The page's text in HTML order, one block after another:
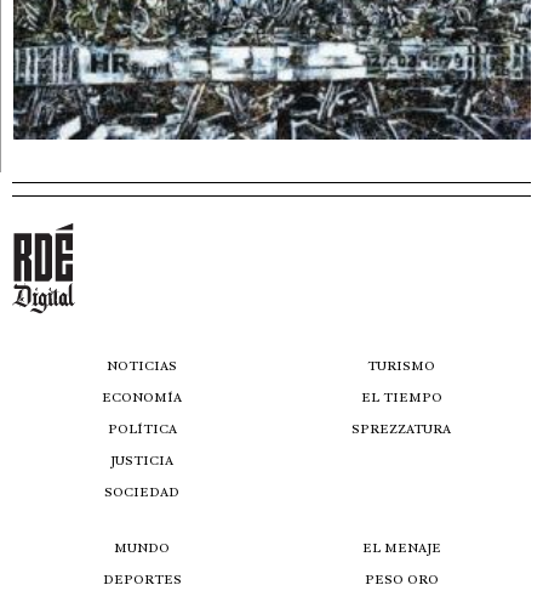
NOTICIAS
ECONOMÍA
POLÍTICA
JUSTICIA
SOCIEDAD
TURISMO
EL TIEMPO
SPREZZATURA
MUNDO
DEPORTES
EL MENAJE
PESO ORO